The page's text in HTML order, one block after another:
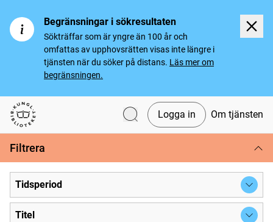
Begränsningar i sökresultaten
Sökträffar som är yngre än 100 år och
omfattas av upphovsrätten visas inte längre i
tjänsten när du söker på distans. Läs mer om
begränsningen.
Svenska tidningar
Logga in Om tjänsten
Filtrera
Tidsperiod
Titel